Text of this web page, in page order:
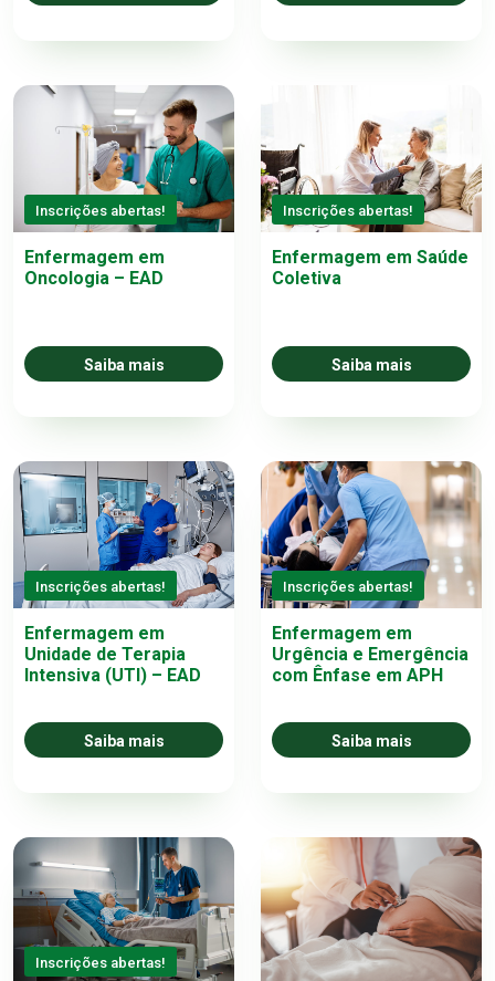
Inscrições abertas!
Enfermagem em
Oncologia – EAD
Saiba mais
Inscrições abertas!
Enfermagem em Saúde
Coletiva
Saiba mais
Inscrições abertas!
Enfermagem em
Unidade de Terapia
Intensiva (UTI) – EAD
Saiba mais
Inscrições abertas!
Enfermagem em
Urgência e Emergência
com Ênfase em APH
Saiba mais
Inscrições abertas!